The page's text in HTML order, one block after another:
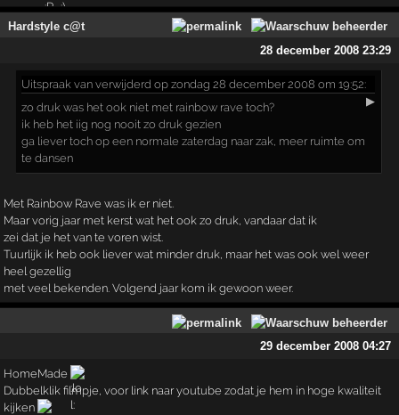
Hardstyle c@t
28 december 2008 23:29
Uitspraak van verwijderd op zondag 28 december 2008 om 19:52:
▶
zo druk was het ook niet met rainbow rave toch?
ik heb het iig nog nooit zo druk gezien
ga liever toch op een normale zaterdag naar zak, meer ruimte om
te dansen
Met Rainbow Rave was ik er niet.
Maar vorig jaar met kerst wat het ook zo druk, vandaar dat ik
zei dat je het van te voren wist.
Tuurlijk ik heb ook liever wat minder druk, maar het was ook wel weer
heel gezellig
met veel bekenden. Volgend jaar kom ik gewoon weer.
29 december 2008 04:27
HomeMade
Dubbelklik filmpje, voor link naar youtube zodat je hem in hoge kwaliteit
kijken